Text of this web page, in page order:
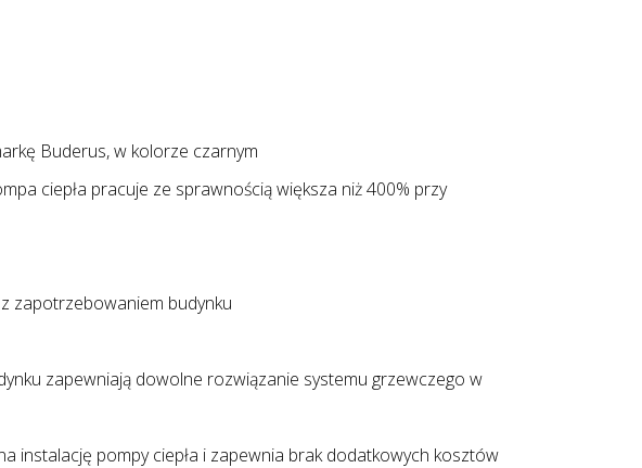
Buderus, w kolorze czarnym
ciepła pracuje ze sprawnością większa niż 400% przy
zapotrzebowaniem budynku
zapewniają dowolne rozwiązanie systemu grzewczego w
instalację pompy ciepła i zapewnia brak dodatkowych kosztów